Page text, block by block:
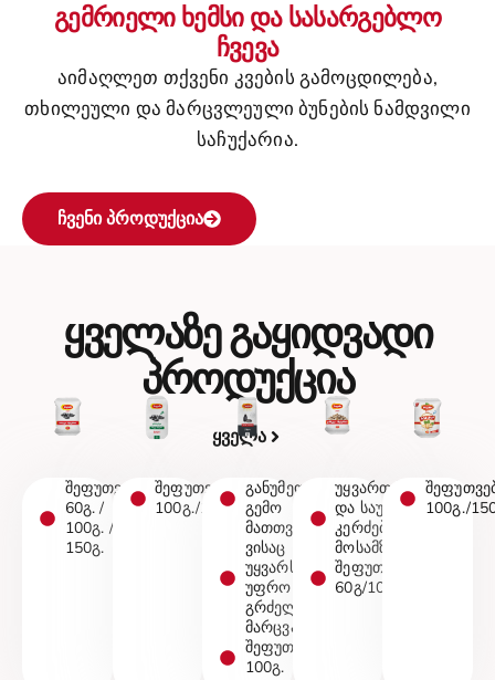
გემრიელი ხემსი და სასარგებლო
ჩვევა
აიმაღლეთ თქვენი კვების გამოცდილება,
თხილეული და მარცვლეული ბუნების ნამდვილი
საჩუქარია.
ᲩᲕᲔᲜᲘ ᲞᲠᲝᲓᲣᲥᲪᲘᲐ
ყველაზე გაყიდვადი
პროდუქცია
ᲧᲕᲔᲚᲐ
შეფუთვები
60გ. /
100გ. /
150გ.
შეფუთვები
100გ./150გ.
განუმეორებელი
გემო
მათთვის,
ვისაც
უყვარს
უფრო
გრძელი
მარცვალი.
შეფუთვა
100გ.
უყვართ ბავშვებს
და საუკეთესოა
კერძების
მოსამზადებლად.
შეფუთვები
60გ/100გ.
100გ./